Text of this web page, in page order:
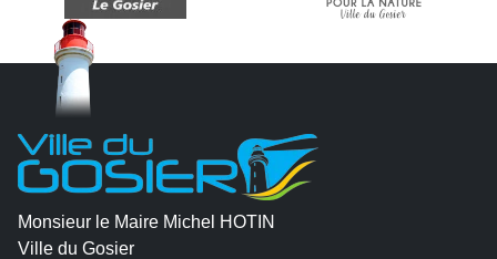
Monsieur le Maire Michel HOTIN
Ville du Gosier